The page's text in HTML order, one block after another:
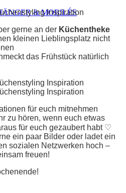
& MOBILÉS
gerne an der Küchentheke
kleinen Lieblingsplatz nicht
das Frühstück natürlich
für euch mitnehmen
zu hören, wenn euch etwas
für euch gezaubert habt ♡
ein paar Bilder oder ladet ein
sozialen Netzwerken hoch –
freuen!